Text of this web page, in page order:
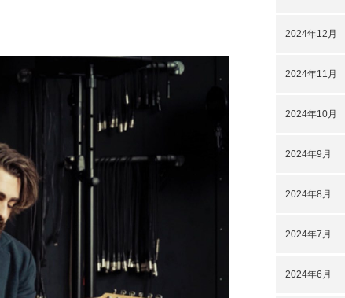
2024年12月
2024年11月
2024年10月
2024年9月
2024年8月
2024年7月
2024年6月